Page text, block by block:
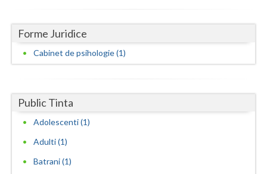
Iasi
Maramures
Mehedinti
Mures
Forme Juridice
Cabinet de psihologie (1)
Public Tinta
Adolescenti (1)
Adulti (1)
Batrani (1)